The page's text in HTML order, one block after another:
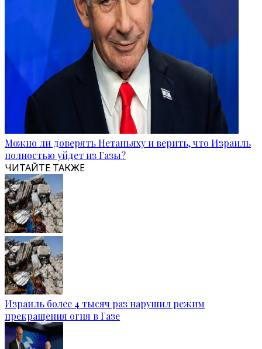
Можно ли доверять Нетаньяху и верить, что Израиль
полностью уйдет из Газы?
ЧИТАЙТЕ ТАКЖЕ
Израиль более 4 тысяч раз нарушил режим
прекращения огня в Газе